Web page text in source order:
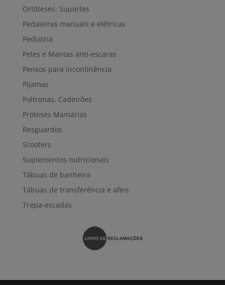
Ortóteses, Suportes
Pedaleiras manuais e elétricas
Pediatria
Peles e Mantas anti-escaras
Pensos para incontinência
Pijamas
Poltronas, Cadeirões
Próteses Mamárias
Resguardos
Scooters
Suplementos nutricionais
Tábuas de banheira
Tábuas de transferência e afins
Trepa-escadas